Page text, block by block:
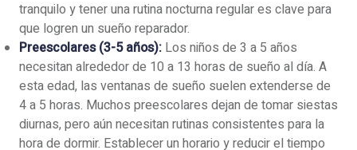
tranquilo y tener una rutina nocturna regular es clave para
que logren un sueño reparador.
Preescolares (3-5 años): Los niños de 3 a 5 años
necesitan alrededor de 10 a 13 horas de sueño al día. A
esta edad, las ventanas de sueño suelen extenderse de
4 a 5 horas. Muchos preescolares dejan de tomar siestas
diurnas, pero aún necesitan rutinas consistentes para la
hora de dormir. Establecer un horario y reducir el tiempo